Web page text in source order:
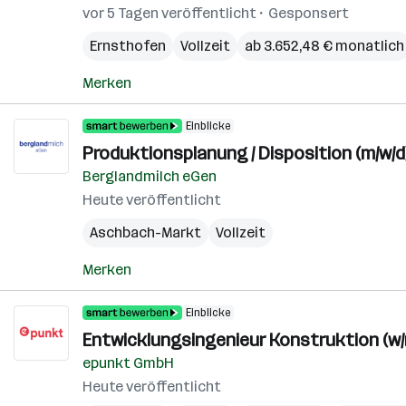
vor 5 Tagen veröffentlicht
Gesponsert
Ernsthofen
Vollzeit ab 3.652,48 € monatlich
Merken
Einblicke
Produktionsplanung / Disposition (m/w/
Berglandmilch eGen
Heute veröffentlicht
Aschbach-Markt
Vollzeit
Merken
Einblicke
Entwicklungsingenieur Konstruktion (w/
epunkt GmbH
Heute veröffentlicht